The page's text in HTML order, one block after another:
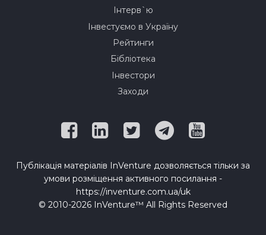
Інтерв`ю
Інвестуємо в Україну
Рейтинги
Бібліотека
Інвестори
Заходи
Публікація матеріалів InVenture дозволяється тільки за
умови розміщення активного посилання -
https://inventure.com.ua/uk
© 2010-2026 InVenture™ All Rights Reserved